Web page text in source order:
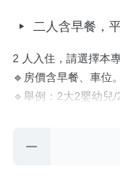
🔹【新月塢-新竹縣
取消政策
‼️平日入住加碼送‼️
平日定義：(週日至
⭐【新月塢溫泉會館
✅依付費人數給予大
✅大眾池需著泳裝、
✅ 免費票卷或無支付
二人含早餐，
2 人入住，請選擇本專
🔹房價含早餐、車位。
🔹舉例：2大2嬰幼兒
費，請選擇本專案
🔹園區規劃有烹飪用
$300(需自備瓦斯罐)